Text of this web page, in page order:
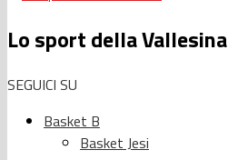
Lo sport della Vallesina
SEGUICI SU
Basket B
Basket Jesi